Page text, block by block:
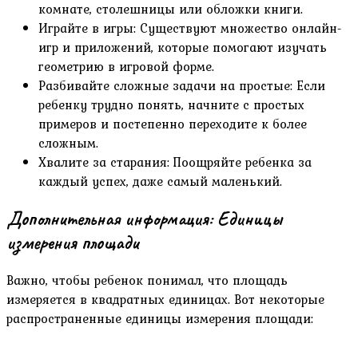
комнате, столешницы или обложки книги.
Играйте в игры: Существуют множество онлайн-
игр и приложений, которые помогают изучать
геометрию в игровой форме.
Разбивайте сложные задачи на простые: Если
ребенку трудно понять, начните с простых
примеров и постепенно переходите к более
сложным.
Хвалите за старания: Поощряйте ребенка за
каждый успех, даже самый маленький.
Дополнительная информация: Единицы
измерения площади
Важно, чтобы ребенок понимал, что площадь
измеряется в квадратных единицах. Вот некоторые
распространенные единицы измерения площади: